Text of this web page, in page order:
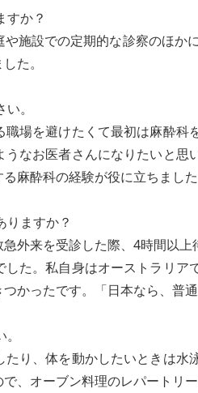
すか？
施設での定期的な診察のほ
た。
。
場を避けたくて最初は麻酔
なお医者さんになりたいと
麻酔科の経験が役に立ちました
ますか？
外来を受診した際、4時間以
た。私自身はオーストラリ
かったです。「日本なら、普
り、体を動かしたいときは
、オーブン料理のレパートリー